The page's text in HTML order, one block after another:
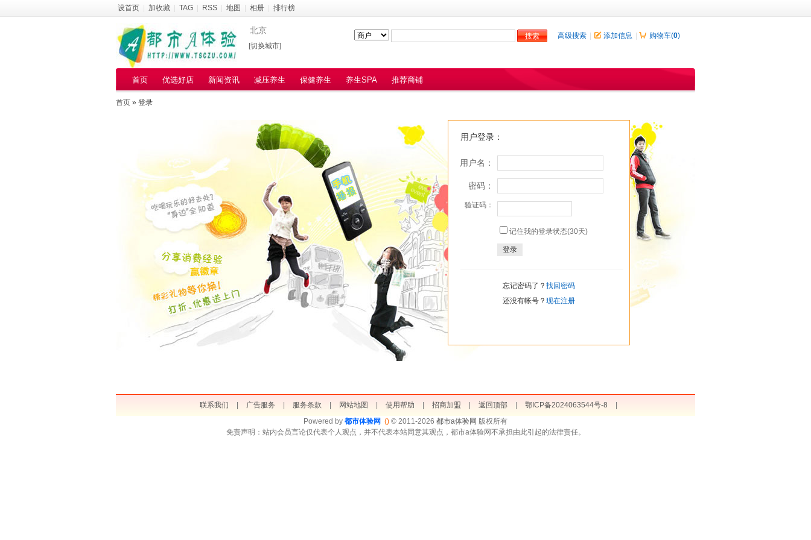
设首页 加收藏 TAG RSS 地图 相册 排行榜
北京
[切换城市]
高级搜索 添加信息 购物车(0)
首页 优选好店 新闻资讯 减压养生 保健养生 养生SPA 推荐商铺
首页 » 登录
用户登录：
用户名：
密码：
验证码：
记住我的登录状态(30天)
登录
忘记密码了？ 找回密码
还没有帐号？ 现在注册
联系我们 广告服务 服务条款 网站地图 使用帮助 招商加盟 返回顶部 鄂ICP备2024063544号-8
Powered by 都市体验网 () © 2011-2026 都市a体验网 版权所有
免责声明：站内会员言论仅代表个人观点，并不代表本站同意其观点，都市a体验网不承担由此引起的法律责任。